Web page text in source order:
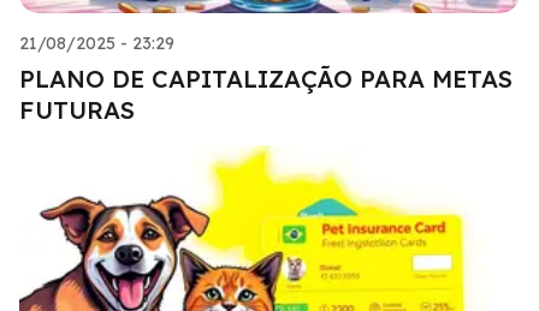
21/08/2025 - 23:29
PLANO DE CAPITALIZAÇÃO PARA METAS
FUTURAS